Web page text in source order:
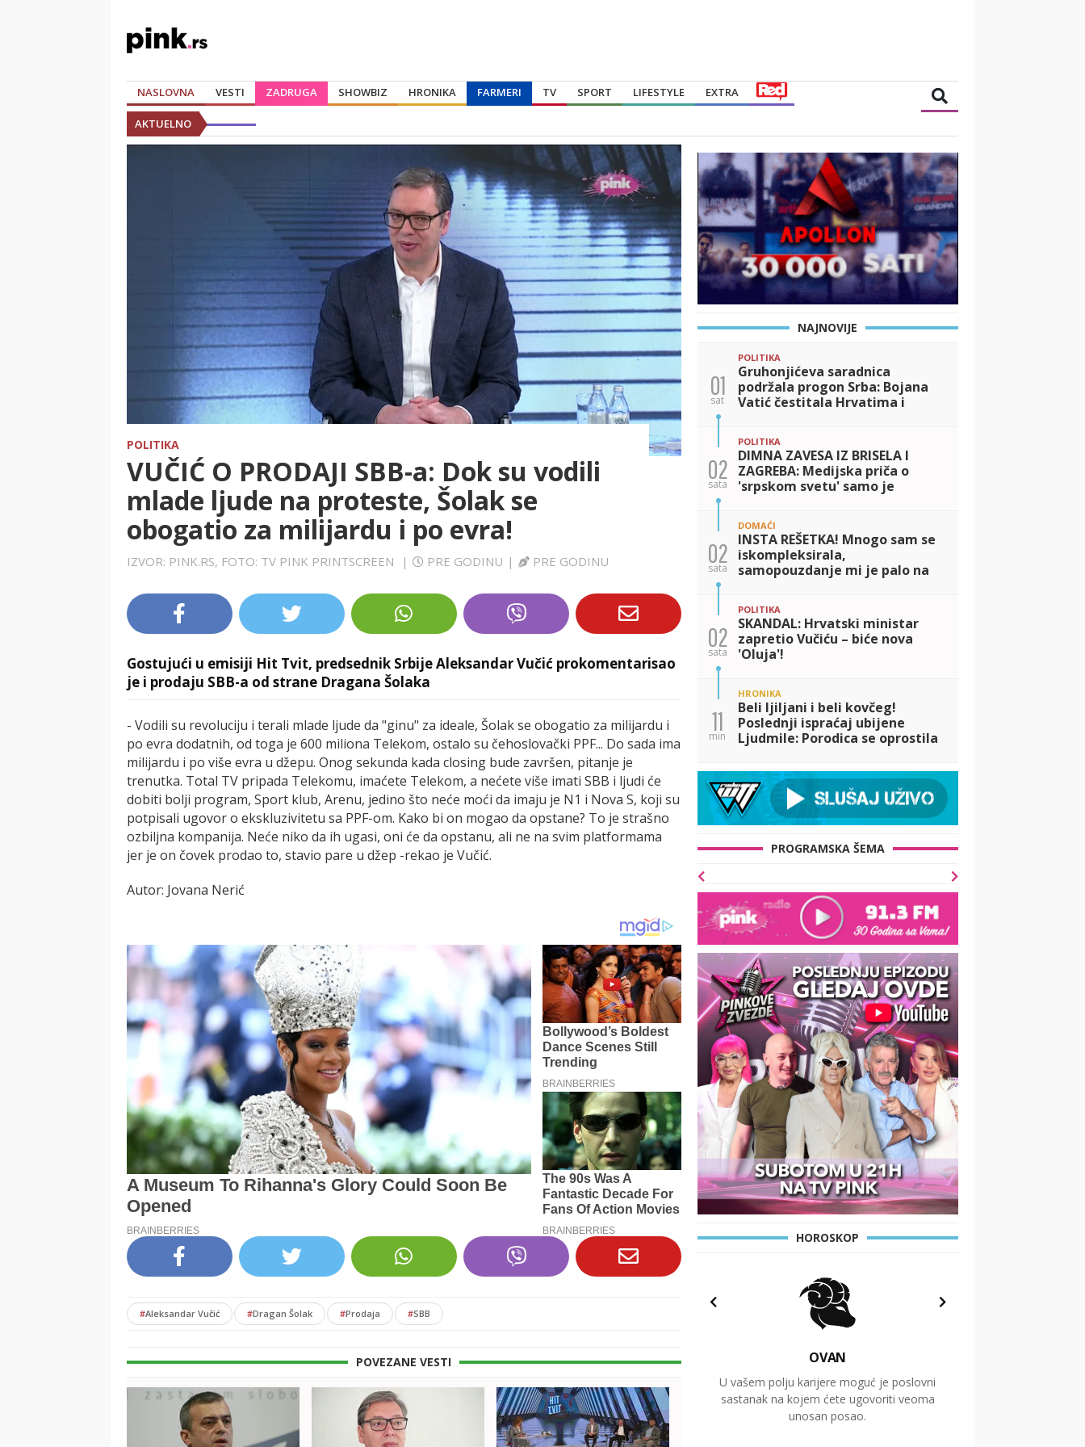
NASLOVNA VESTI ZADRUGA SHOWBIZ HRONIKA FARMERI TV SPORT LIFESTYLE EXTRA
AKTUELNO
POLITIKA
VUČIĆ O PRODAJI SBB-a: Dok su vodili
mlade ljude na proteste, Šolak se
obogatio za milijardu i po evra!
IZVOR: PINK.RS, FOTO: TV PINK PRINTSCREEN | PRE GODINU | PRE GODINU
Gostujući u emisiji Hit Tvit, predsednik Srbije Aleksandar Vučić prokomentarisao
je i prodaju SBB-a od strane Dragana Šolaka
- Vodili su revoluciju i terali mlade ljude da "ginu" za ideale, Šolak se obogatio za milijardu i
po evra dodatnih, od toga je 600 miliona Telekom, ostalo su čehoslovački PPF... Do sada ima
milijardu i po više evra u džepu. Onog sekunda kada closing bude završen, pitanje je
trenutka. Total TV pripada Telekomu, imaćete Telekom, a nećete više imati SBB i ljudi će
dobiti bolji program, Sport klub, Arenu, jedino što neće moći da imaju je N1 i Nova S, koji su
potpisali ugovor o ekskluzivitetu sa PPF-om. Kako bi on mogao da opstane? To je strašno
ozbiljna kompanija. Neće niko da ih ugasi, oni će da opstanu, ali ne na svim platformama
jer je on čovek prodao to, stavio pare u džep -rekao je Vučić.
Autor: Jovana Nerić
#Aleksandar Vučić #Dragan Šolak #Prodaja #SBB
POVEZANE VESTI
NAJNOVIJE
01
sat
POLITIKA
Gruhonjićeva saradnica
podržala progon Srba: Bojana
Vatić čestitala Hrvatima i
02
sata
POLITIKA
DIMNA ZAVESA IZ BRISELA I
ZAGREBA: Medijska priča o
'srpskom svetu' samo je
pokoravanje Crne Gore
02
sata
DOMAĆI
INSTA REŠETKA! Mnogo sam se
iskompleksirala,
samopouzdanje mi je palo na
ponašanja u Eli
02
sata
POLITIKA
SKANDAL: Hrvatski ministar
zapretio Vučiću – biće nova
'Oluja'!
11
min
HRONIKA
Beli ljiljani i beli kovčeg!
Poslednji ispraćaj ubijene
Ljudmile: Porodica se oprostila
PROGRAMSKA ŠEMA
HOROSKOP
OVAN
U vašem polju karijere moguć je poslovni
sastanak na kojem ćete ugovoriti veoma
unosan posao.